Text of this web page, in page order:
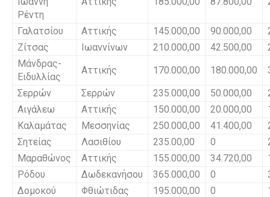
Ρέντη
Γαλατσίου Αττικής 145.000,00 90.000,00
Ζίτσας
Ιωαννίνων 210.000,00 42.500,00
Μάνδρας-
Ειδυλλίας
Αττικής 170.000,00 180.000,00
Σερρών
Σερρών 235.000,00 50.000,00
Αιγάλεω
Αττικής 150.000,00 20.000,00
Καλαμάτας
Μεσσηνίας 250.000,00 41.400,00
Σητείας
Λασιθίου 235.00,00 0
Μαραθώνος
Αττικής 155.000,00 34.720,00
Ρόδου
Δωδεκανήσου 365.000,00 0
Δομοκού
Φθιώτιδας 195.000,00 0